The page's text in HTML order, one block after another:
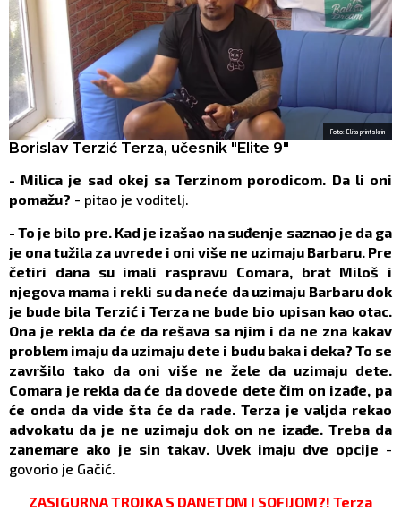
Foto: Elita printskrin
Borislav Terzić Terza, učesnik "Elite 9"
- Milica je sad okej sa Terzinom porodicom. Da li oni
pomažu? - pitao je voditelj.
- To je bilo pre. Kad je izašao na suđenje saznao je da ga
je ona tužila za uvrede i oni više ne uzimaju Barbaru. Pre
četiri dana su imali raspravu Comara, brat Miloš i
njegova mama i rekli su da neće da uzimaju Barbaru dok
je bude bila Terzić i Terza ne bude bio upisan kao otac.
Ona je rekla da će da rešava sa njim i da ne zna kakav
problem imaju da uzimaju dete i budu baka i deka? To se
završilo tako da oni više ne žele da uzimaju dete.
Comara je rekla da će da dovede dete čim on izađe, pa
će onda da vide šta će da rade. Terza je valjda rekao
advokatu da je ne uzimaju dok on ne izađe. Treba da
zanemare ako je sin takav. Uvek imaju dve opcije -
govorio je Gačić.
ZASIGURNA TROJKA S DANETOM I SOFIJOM?! Terza